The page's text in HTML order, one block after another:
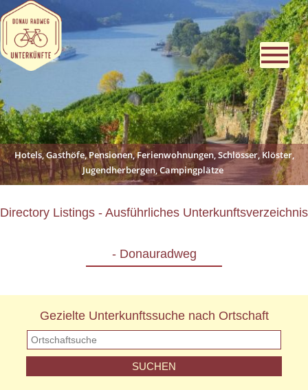
Hotels, Gasthöfe, Pensionen, Ferienwohnungen, Schlösser, Klöster,
Jugendherbergen, Campingplätze
Directory Listings - Ausführliches Unterkunftsverzeichnis
- Donauradweg
Gezielte Unterkunftssuche nach Ortschaft